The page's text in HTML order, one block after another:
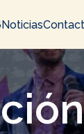
Noticias